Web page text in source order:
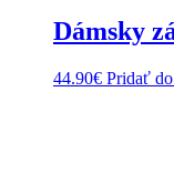
Dámsky
44.90€ Pridať